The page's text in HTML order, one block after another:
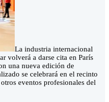
La industria internacional
volverá a darse cita en París
una nueva edición de
se celebrará en el recinto
eventos profesionales del